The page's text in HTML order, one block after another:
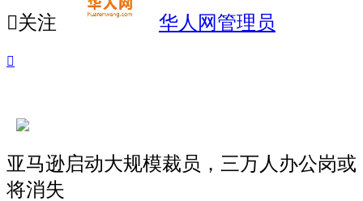
关注 华人网管理员

亚马逊启动大规模裁员，三万人办公岗或
将消失